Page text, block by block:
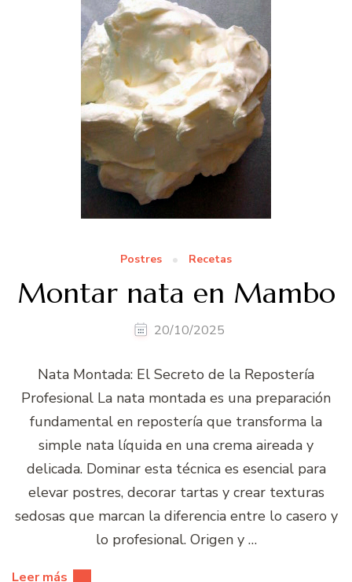
Postres Recetas
Montar nata en Mambo
20/10/2025
Nata Montada: El Secreto de la Repostería
Profesional La nata montada es una preparación
fundamental en repostería que transforma la
simple nata líquida en una crema aireada y
delicada. Dominar esta técnica es esencial para
elevar postres, decorar tartas y crear texturas
sedosas que marcan la diferencia entre lo casero y
lo profesional. Origen y …
Leer más